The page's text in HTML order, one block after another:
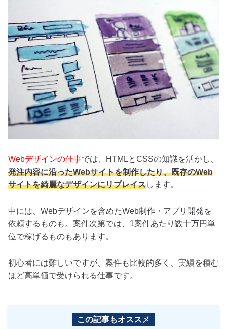
Webデザインの仕事では、HTMLとCSSの知識を活かし、
発注内容に沿ったWebサイトを制作したり、既存のWeb
サイトを綺麗なデザインにリプレイスします。
中には、Webデザインを含めたWeb制作・アプリ開発を
依頼するものも。案件次第では、1案件あたり数十万円単
位で稼げるものもあります。
初心者には難しいですが、案件も比較的多く、実績を積む
ほど高単価で受けられる仕事です。
この記事もオススメ